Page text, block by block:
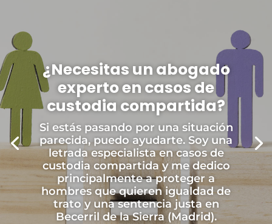
¿Necesitas un abogado
experto en casos de
custodia compartida?
Si estás pasando por una situación
parecida, puedo ayudarte. Soy una
letrada especialista en casos de
custodia compartida y me dedico
principalmente a proteger a
hombres que quieren igualdad de
trato y una sentencia justa en
Becerril de la Sierra (Madrid).